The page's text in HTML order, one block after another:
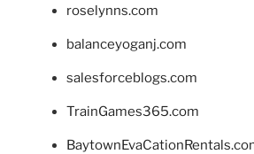
roselynns.com
balanceyoganj.com
salesforceblogs.com
TrainGames365.com